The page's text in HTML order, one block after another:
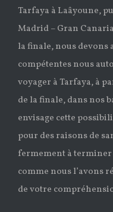
Tarfaya à Laâyoune,
Madrid – Gran
la finale, nous devons
compétentes nous
voyager à Tarfaya, à
de la finale, dans nos
envisage cette
pour des raisons de
fermement à terminer
comme nous l’avons
de votre